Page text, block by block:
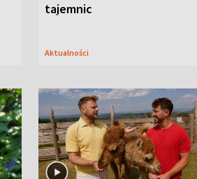
tajemnic
Aktualności